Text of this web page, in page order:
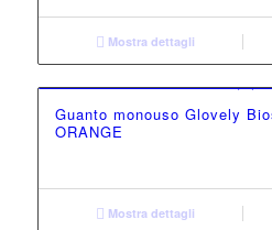
Mostra dettagli
Guanto monouso Glovely
ORANGE
Mostra dettagli